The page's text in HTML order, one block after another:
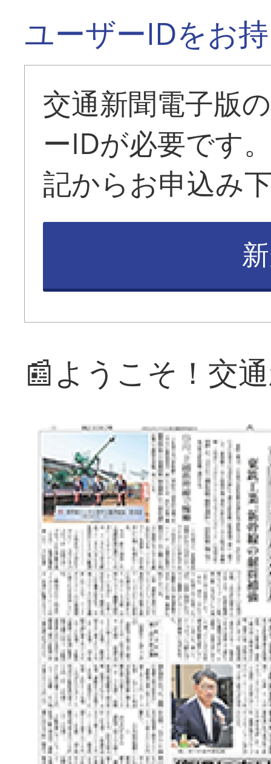
ユーザーIDをお
交通新聞電子版
ーIDが必要です
記からお申込み
📰ようこそ！交